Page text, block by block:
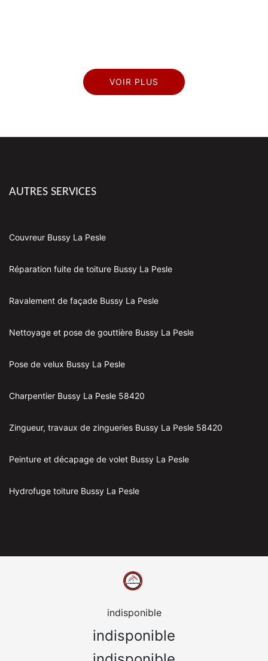
VOIR PLUS
AUTRES SERVICES
Couvreur Bussy La Pesle
Réparation fuite de toiture Bussy La Pesle
Ravalement de façade Bussy La Pesle
Nettoyage et pose de gouttière Bussy La Pesle
Pose de velux Bussy La Pesle
Charpentier Bussy La Pesle 58420
Zingueur, travaux de zingueries Bussy La Pesle 58420
Peinture et décapage de volet Bussy La Pesle
Hydrofuge toiture Bussy La Pesle
indisponible
indisponible